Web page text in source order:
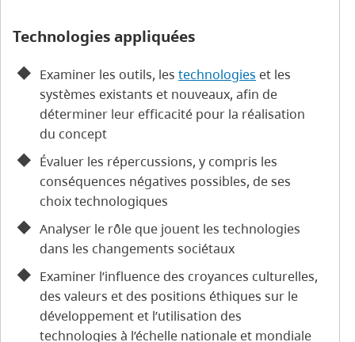
Technologies appliquées
Examiner les outils, les technologies et les
systèmes existants et nouveaux, afin de
déterminer leur efficacité pour la réalisation
du concept
Évaluer les répercussions, y compris les
conséquences négatives possibles, de ses
choix technologiques
Analyser le rôle que jouent les technologies
dans les changements sociétaux
Examiner l’influence des croyances culturelles,
des valeurs et des positions éthiques sur le
développement et l’utilisation des
technologies à l’échelle nationale et mondiale